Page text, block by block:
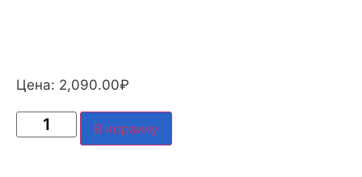
Цена: 2,090.00₽
В корзину